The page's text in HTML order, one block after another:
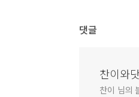
댓글
찬이와
찬이 님의